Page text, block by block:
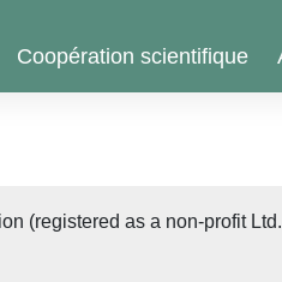
Coopération scientifique
(registered as a non-profit